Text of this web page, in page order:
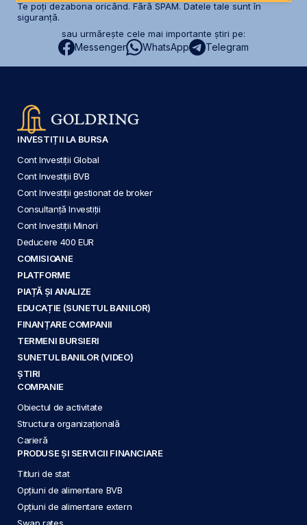
Te poți dezabona oricând. Fără SPAM. Datele tale sunt în
siguranță.
sau urmărește cele mai importante știri pe:
Messenger WhatsApp Telegram
INVESTIȚII LA BURSA
Cont Investiții Global
Cont Investiții BVB
Cont Investiții gestionat de broker
Consultanță Investiții
Cont Investiții Minori
Deducere 400 EUR
COMISIOANE
PLATFORME
PIAȚĂ ȘI ANALIZE
EDUCAȚIE (SUNETUL BANILOR)
FINANȚARE COMPANII
TERMENI BURSIERI
SUNETUL BANILOR (VIDEO)
ȘTIRI
COMPANIE
Obiectul de activitate
Structura organizațională
Carieră
PRODUSE ȘI SERVICII FINANCIARE
Titluri de stat
Opțiuni de alimentare BVB
Opțiuni de alimentare extern
Swap rates